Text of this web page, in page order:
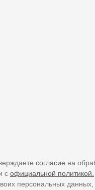
согласие на
с официальной политикой.
персональных